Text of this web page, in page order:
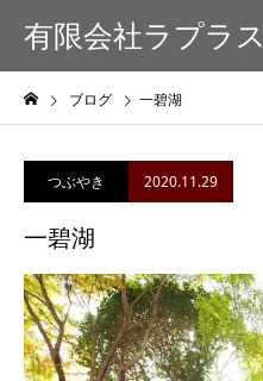
有限会社ラプラス
ブログ 一碧湖
つぶやき 2020.11.29
一碧湖